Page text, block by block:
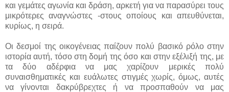
και γεμάτες αγωνία και δράση, αρκετή για να παρασύρει τους
μικρότερες αναγνώστες -στους οποίους και απευθύνεται,
κυρίως, η σειρά.
Οι δεσμοί της οικογένειας παίζουν πολύ βασικό ρόλο στην
ιστορία αυτή, τόσο στη δομή της όσο και στην εξέλιξή της, με
τα δύο αδέρφια να μας χαρίζουν μερικές πολύ
συναισθηματικές και ευάλωτες στιγμές χωρίς, όμως, αυτές
να γίνονται δακρύβρεχτες ή να προσπαθούν να μας